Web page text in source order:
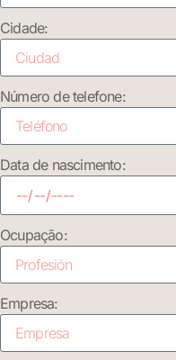
Cidade:
Número de telefone:
Data de nascimento:
Ocupação:
Empresa: